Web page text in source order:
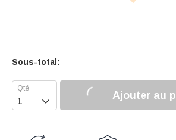
Sous-total:
 Ajouter au